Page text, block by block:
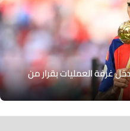
غرفة العمليات بقرار من